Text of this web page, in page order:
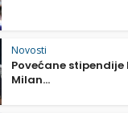
Novosti
Povećane stipendije
Milan...